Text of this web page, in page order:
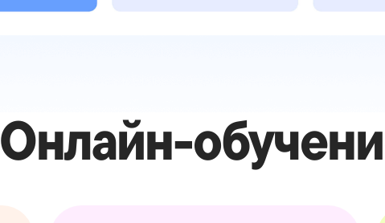
Онлайн-